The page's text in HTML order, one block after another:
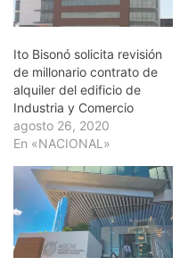
Ito Bisonó solicita revisión
de millonario contrato de
alquiler del edificio de
Industria y Comercio
agosto 26, 2020
En «NACIONAL»